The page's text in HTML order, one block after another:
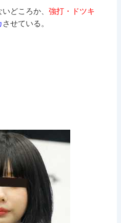
いどころか、強打・ドツキ
させている。